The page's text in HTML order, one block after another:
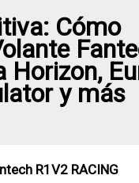
Cómo
Horizon,
y más
R1V2 RACING